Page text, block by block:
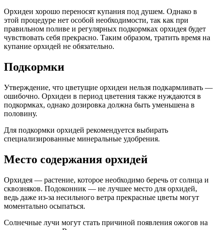
Орхидеи хорошо переносят купания под душем. Однако в
этой процедуре нет особой необходимости, так как при
правильном поливе и регулярных подкормках орхидея будет
чувствовать себя прекрасно. Таким образом, тратить время на
купание орхидей не обязательно.
Подкормки
Утверждение, что цветущие орхидеи нельзя подкармливать —
ошибочно. Орхидеи в период цветения также нуждаются в
подкормках, однако дозировка должна быть уменьшена в
половину.
Для подкормки орхидей рекомендуется выбирать
специализированные минеральные удобрения.
Место содержания орхидей
Орхидея — растение, которое необходимо беречь от солнца и
сквозняков. Подоконник — не лучшее место для орхидей,
ведь даже из-за несильного ветра прекрасные цветы могут
моментально осыпаться.
Солнечные лучи могут стать причиной появления ожогов на